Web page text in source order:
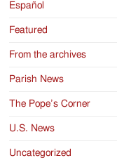
Español
Featured
From the archives
Parish News
The Pope’s Corner
U.S. News
Uncategorized